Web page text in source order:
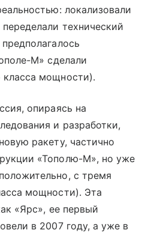
локализовали
технический
М» сделали
мощности).
опираясь на
и разработки,
ракету, частично
«Тополю-М», но уже
с тремя
мощности). Эта
«Ярс», ее первый
в 2007 году, а уже в